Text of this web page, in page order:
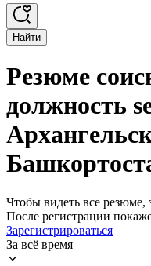
Найти
Резюме
должность
Чтобы видеть все резюме,
После регистрации
Зарегистрироваться
За всё время